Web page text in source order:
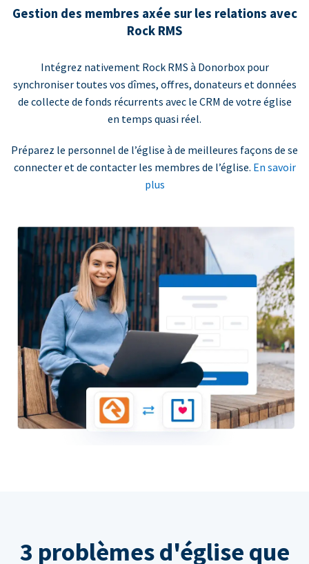
Gestion des membres axée sur les relations avec
Rock RMS
Intégrez nativement Rock RMS à Donorbox pour
synchroniser toutes vos dîmes, offres, donateurs et données
de collecte de fonds récurrents avec le CRM de votre église
en temps quasi réel.
Préparez le personnel de l’église à de meilleures façons de se
connecter et de contacter les membres de l’église. En savoir
plus
3 problèmes d'église que